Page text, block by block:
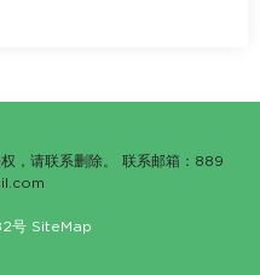
，请联系删除。 联系邮箱：889
号 SiteMap